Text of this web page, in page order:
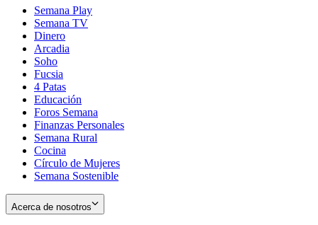
Semana Play
Semana TV
Dinero
Arcadia
Soho
in
new
window
Fucsia
in
new
window
4 Patas
Educación
Foros Semana
Finanzas Personales
Semana Rural
Cocina
Círculo de Mujeres
Semana Sostenible
Acerca de nosotros